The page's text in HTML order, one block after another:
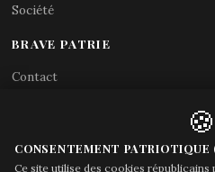
Société
BRAVE PATRIE
Contact
Acces gouvernement
🍪
CONSENTEMENT
Ce site utilise des cookies